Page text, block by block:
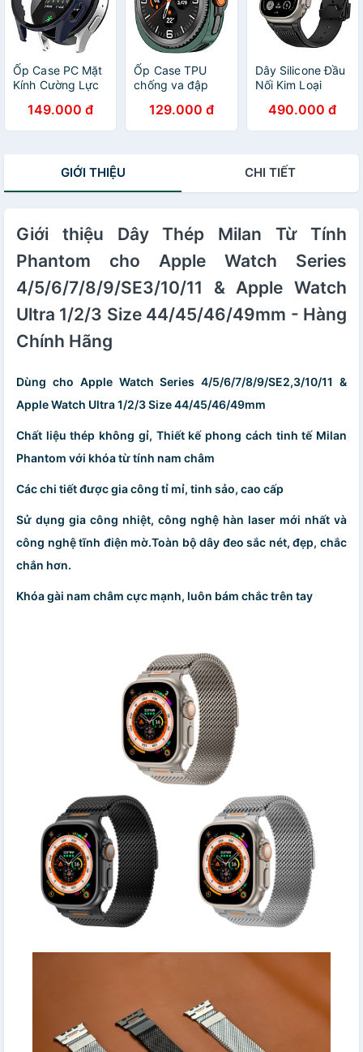
Ốp Case PC Mặt
Kính Cường Lực
cho Samsung
Galaxy Watch 7
149.000 đ
Ốp Case TPU
chống va đập
Galaxy Watch8
Classic 46mm -
129.000 đ
Dây Silicone Đầu
Nối Kim Loại
Apple Watch
Ultra 1/2 & Apple
Size
490.000 đ
GIỚI THIỆU CHI TIẾT
Giới thiệu Dây Thép Milan Từ Tính
Phantom cho Apple Watch Series
4/5/6/7/8/9/SE3/10/11 & Apple Watch
Ultra 1/2/3 Size 44/45/46/49mm - Hàng
Chính Hãng
Dùng cho Apple Watch Series 4/5/6/7/8/9/SE2,3/10/11 &
Apple Watch Ultra 1/2/3 Size 44/45/46/49mm
Chất liệu thép không gỉ, Thiết kế phong cách tinh tế Milan
Phantom với khóa từ tính nam châm
Các chi tiết được gia công tỉ mỉ, tinh sảo, cao cấp
Sử dụng gia công nhiệt, công nghệ hàn laser mới nhất và
công nghệ tĩnh điện mờ.Toàn bộ dây đeo sắc nét, đẹp, chắc
chắn hơn.
Khóa gài nam châm cực mạnh, luôn bám chắc trên tay